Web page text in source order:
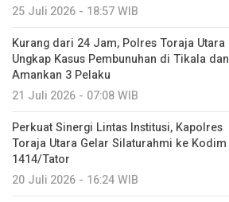
25 Juli 2026 - 18:57 WIB
Kurang dari 24 Jam, Polres Toraja Utara
Ungkap Kasus Pembunuhan di Tikala dan
Amankan 3 Pelaku
21 Juli 2026 - 07:08 WIB
Perkuat Sinergi Lintas Institusi, Kapolres
Toraja Utara Gelar Silaturahmi ke Kodim
1414/Tator
20 Juli 2026 - 16:24 WIB